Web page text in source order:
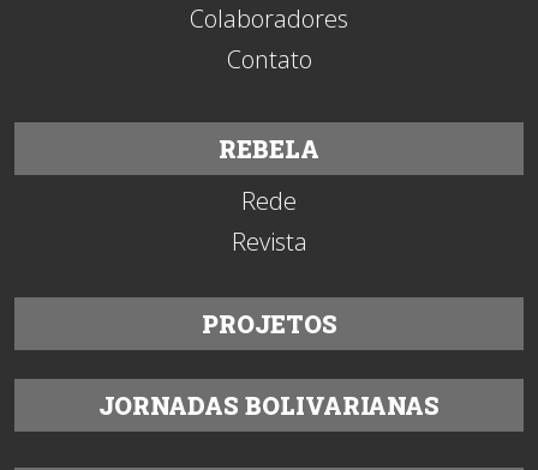
Colaboradores
Contato
REBELA
Rede
Revista
PROJETOS
JORNADAS BOLIVARIANAS